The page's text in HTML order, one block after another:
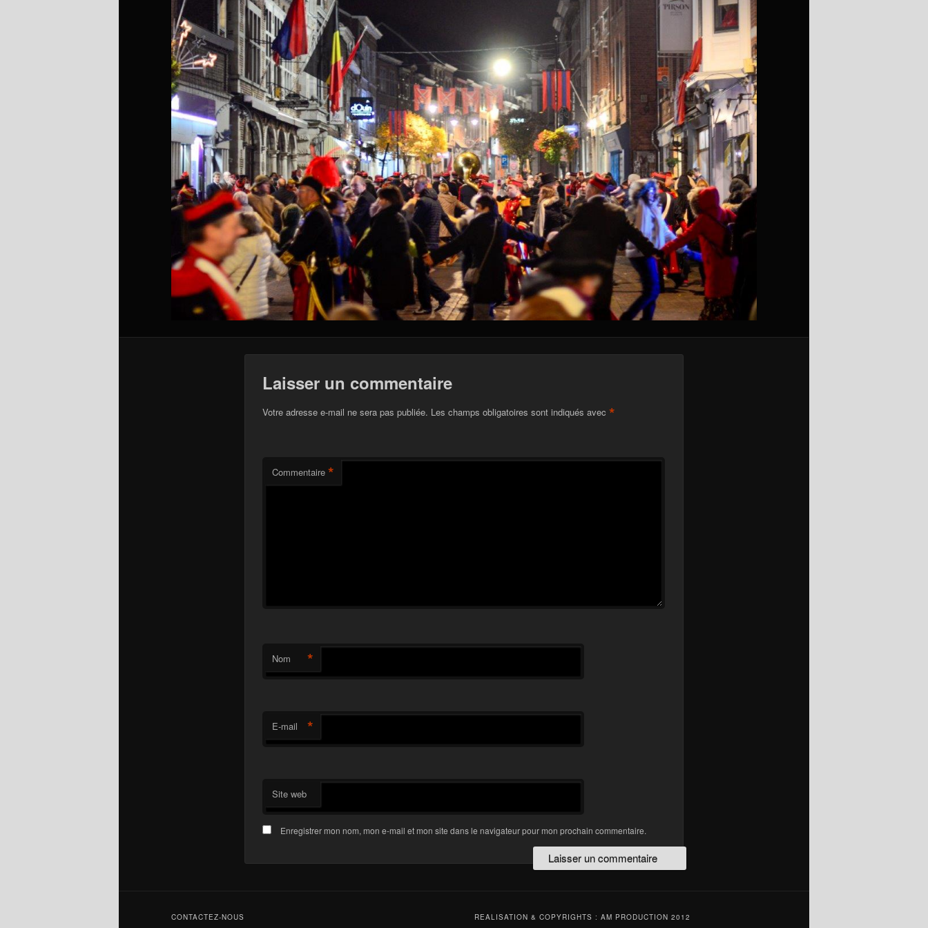
Laisser un commentaire
Votre adresse e-mail ne sera pas publiée. Les champs obligatoires sont indiqués avec *
Commentaire *
Nom *
E-mail *
Site web
Enregistrer mon nom, mon e-mail et mon site dans le navigateur pour mon prochain commentaire.
CONTACTEZ-NOUS REALISATION & COPYRIGHTS : AM PRODUCTION 2012